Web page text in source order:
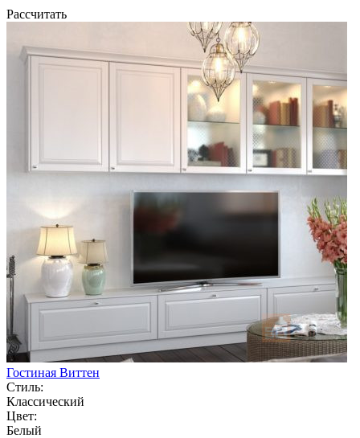
Рассчитать
Гостиная Виттен
Стиль:
Классический
Цвет:
Белый